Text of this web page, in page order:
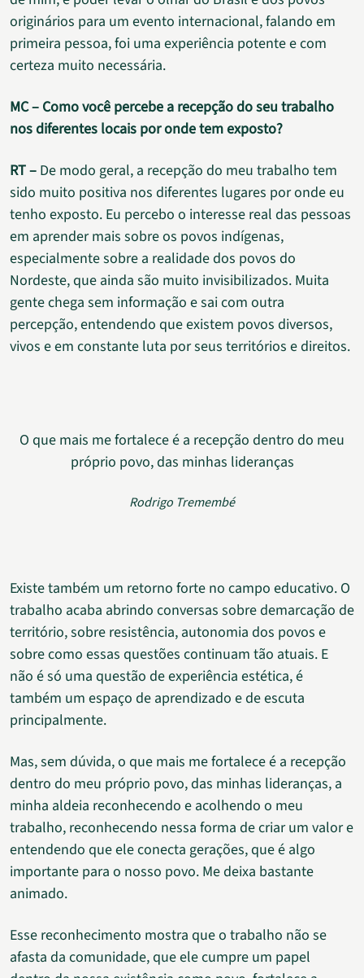
originários para um evento internacional, falando em
primeira pessoa, foi uma experiência potente e com
certeza muito necessária.
MC – Como você percebe a recepção do seu trabalho
nos diferentes locais por onde tem exposto?
RT – De modo geral, a recepção do meu trabalho tem
sido muito positiva nos diferentes lugares por onde eu
tenho exposto. Eu percebo o interesse real das pessoas
em aprender mais sobre os povos indígenas,
especialmente sobre a realidade dos povos do
Nordeste, que ainda são muito invisibilizados. Muita
gente chega sem informação e sai com outra
percepção, entendendo que existem povos diversos,
vivos e em constante luta por seus territórios e direitos.
O que mais me fortalece é a recepção dentro do meu
próprio povo, das minhas lideranças
Rodrigo Tremembé
Existe também um retorno forte no campo educativo. O
trabalho acaba abrindo conversas sobre demarcação de
território, sobre resistência, autonomia dos povos e
sobre como essas questões continuam tão atuais. E
não é só uma questão de experiência estética, é
também um espaço de aprendizado e de escuta
principalmente.
Mas, sem dúvida, o que mais me fortalece é a recepção
dentro do meu próprio povo, das minhas lideranças, a
minha aldeia reconhecendo e acolhendo o meu
trabalho, reconhecendo nessa forma de criar um valor e
entendendo que ele conecta gerações, que é algo
importante para o nosso povo. Me deixa bastante
animado.
Esse reconhecimento mostra que o trabalho não se
afasta da comunidade, que ele cumpre um papel